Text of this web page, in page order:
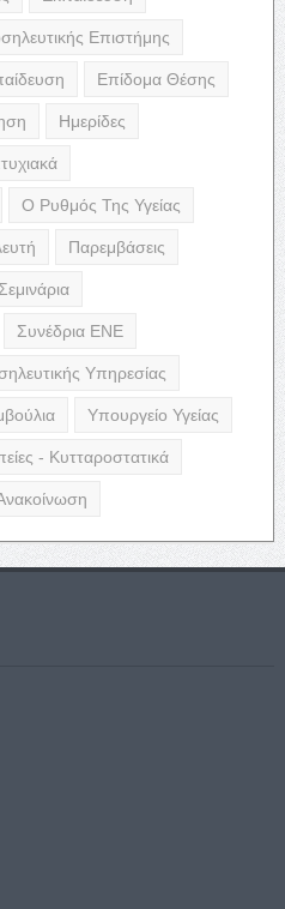
Επιστήμης
Επίδομα Θέσης
Ημερίδες
Ο Ρυθμός Της Υγείας
Παρεμβάσεις
Σεμινάρια
Συνέδρια ΕΝΕ
Υπηρεσίας
Υπουργείο Υγείας
- Κυτταροστατικά